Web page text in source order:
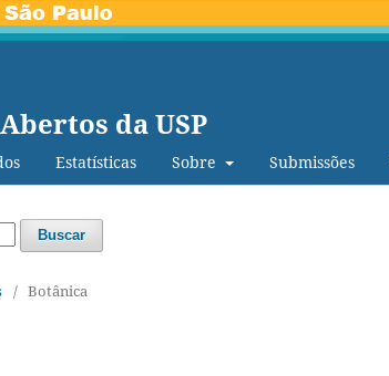
da USP
Estatísticas Sobre Submissões
Buscar
/ Botânica